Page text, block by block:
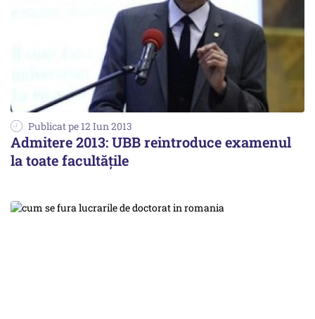
Publicat pe 12 Iun 2013
Admitere 2013: UBB reintroduce examenul
la toate facultățile